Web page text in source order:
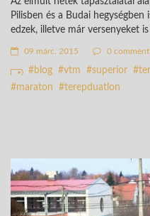
Pilisben és a Budai
edzek, illetve már versenyeket
09 márc. 2015 0 comment
blog vtm superior
maraton
terepduatlon